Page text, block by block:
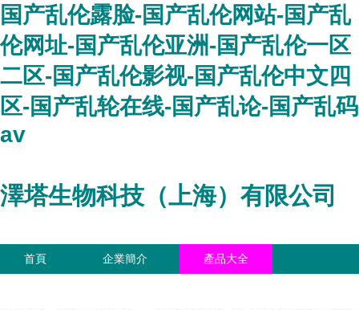
国产乱伦露脸-国产乱伦网站-国产乱
伦网址-国产乱伦亚洲-国产乱伦一区
二区-国产乱伦影视-国产乱伦中文四
区-国产乱轮在线-国产乱论-国产乱码
av
澤塔生物科技（上海）有限公司
首頁 企業簡介 產品大全